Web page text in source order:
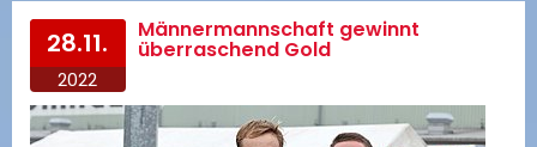
28.11.
2022
Männermannschaft gewinnt
überraschend Gold